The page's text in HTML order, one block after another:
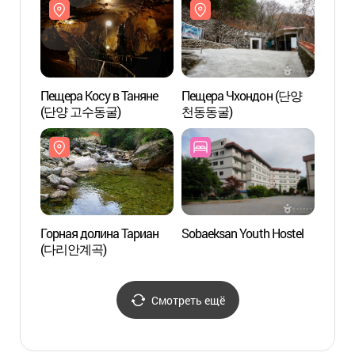
Пещера Косу в Таняне
(단양 고수동굴)
Пещера Чхондон (단양
천동동굴)
Горная долина Тариан
(다리안계곡)
Sobaeksan Youth Hostel
Смотреть ещё